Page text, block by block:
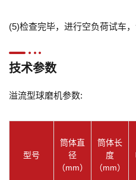
(5)检查完毕，进行空负荷试车
技术参数
溢流型球磨机参数:
型号
筒体直
径
（mm）
筒体长
度
（mm）